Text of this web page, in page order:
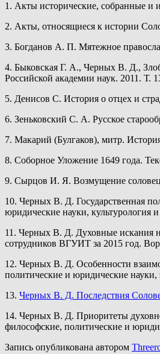
1. Акты исторические, собранные и
2. Акты, относящиеся к истории
3. Богданов А. П. Мятежное
4. Быковская Г. А., Черных В. Д.,
Российской академии наук. 2011. Т.
5. Денисов С. История о отцех и
6. Зеньковский С. А. Русское
7. Макарий (Булгаков), митр.
8. Соборное Уложение 1649 года.
9. Сырцов И. Я. Возмущение
10. Черных В. Д. Государственная
юридические науки, культурология
11. Черных В. Д. Духовные искания
сотрудников ВГУИТ за 2015 год.
12. Черных В. Д. Особенности
политические и юридические
13. Черных В. Д. Последствия
14. Черных В. Д. Приоритеты
философские, политические и
Запись опубликована автором